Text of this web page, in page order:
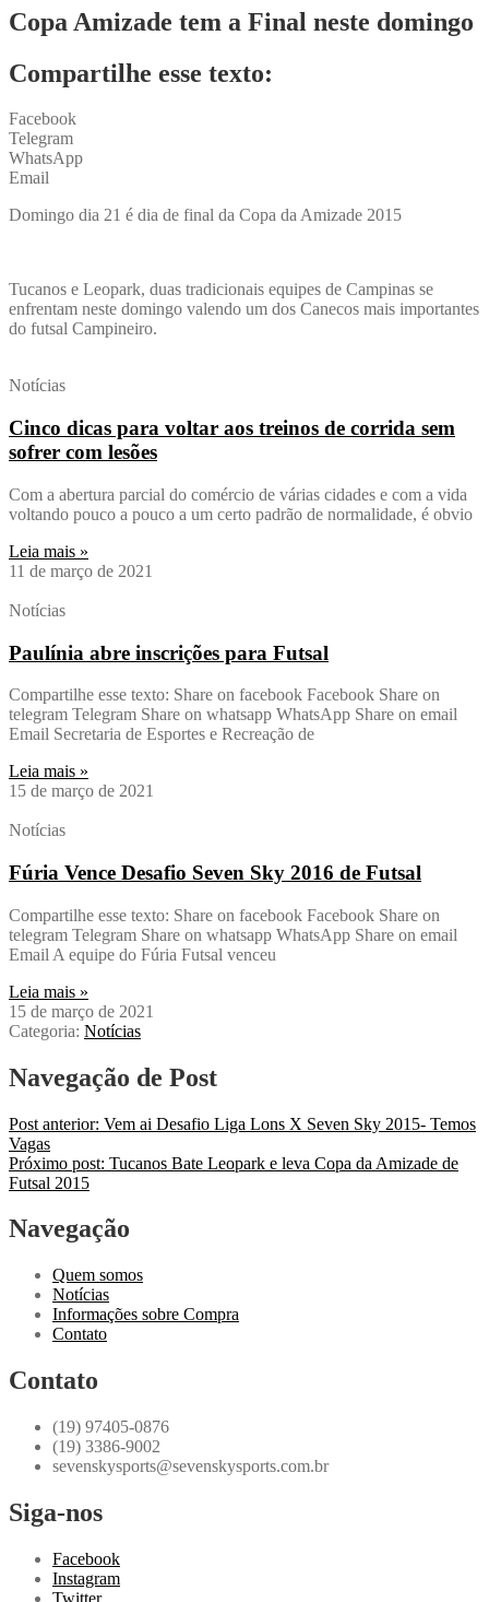
Copa Amizade tem a Final neste domingo
Compartilhe esse texto:
Facebook
Telegram
WhatsApp
Email
Domingo dia 21 é dia de final da Copa da Amizade 2015
Tucanos e Leopark, duas tradicionais equipes de Campinas se
enfrentam neste domingo valendo um dos Canecos mais importantes
do futsal Campineiro.
Notícias
Cinco dicas para voltar aos treinos de corrida sem
sofrer com lesões
Com a abertura parcial do comércio de várias cidades e com a vida
voltando pouco a pouco a um certo padrão de normalidade, é obvio
Leia mais »
11 de março de 2021
Notícias
Paulínia abre inscrições para Futsal
Compartilhe esse texto: Share on facebook Facebook Share on
telegram Telegram Share on whatsapp WhatsApp Share on email
Email Secretaria de Esportes e Recreação de
Leia mais »
15 de março de 2021
Notícias
Fúria Vence Desafio Seven Sky 2016 de Futsal
Compartilhe esse texto: Share on facebook Facebook Share on
telegram Telegram Share on whatsapp WhatsApp Share on email
Email A equipe do Fúria Futsal venceu
Leia mais »
15 de março de 2021
Categoria: Notícias
Navegação de Post
Post anterior: Vem ai Desafio Liga Lons X Seven Sky 2015- Temos
Vagas
Próximo post: Tucanos Bate Leopark e leva Copa da Amizade de
Futsal 2015
Navegação
Quem somos
Notícias
Informações sobre Compra
Contato
Contato
(19) 97405-0876
(19) 3386-9002
sevenskysports@sevenskysports.com.br
Siga-nos
Facebook
Instagram
Twitter